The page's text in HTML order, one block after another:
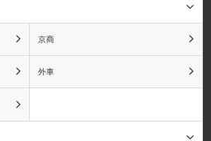
おねがい☆ティーチャー
京商
外車